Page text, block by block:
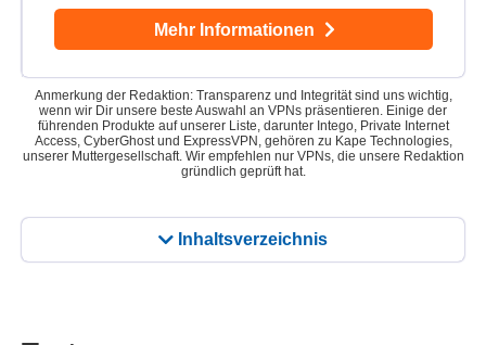
Inhaltsverzeichnis
Mehr Informationen
Anmerkung der Redaktion: Transparenz und Integrität sind uns wichtig,
wenn wir Dir unsere beste Auswahl an VPNs präsentieren. Einige der
führenden Produkte auf unserer Liste, darunter Intego, Private Internet
Access, CyberGhost und ExpressVPN, gehören zu Kape Technologies,
unserer Muttergesellschaft. Wir empfehlen nur VPNs, die unsere Redaktion
gründlich geprüft hat.